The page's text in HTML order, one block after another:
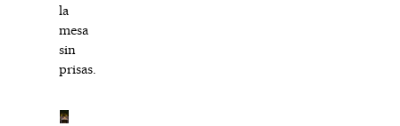
la
mesa
sin
prisas.